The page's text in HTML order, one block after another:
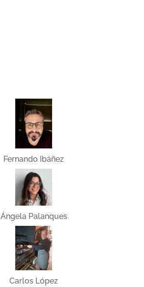
Fernando Ibáñez
Ángela Palanques
Carlos López